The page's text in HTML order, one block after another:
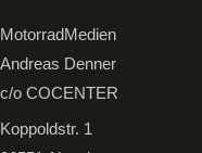
MotorradMedien
Andreas Denner
c/o COCENTER
Koppoldstr. 1